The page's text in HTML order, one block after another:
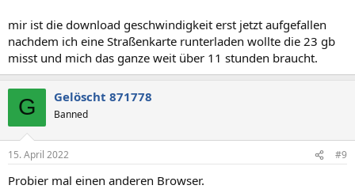
mir ist die download geschwindigkeit erst jetzt aufgefallen
nachdem ich eine Straßenkarte runterladen wollte die 23 gb
misst und mich das ganze weit über 11 stunden braucht.
G Gelöscht 871778
Banned
15. April 2022 #9
Probier mal einen anderen Browser.